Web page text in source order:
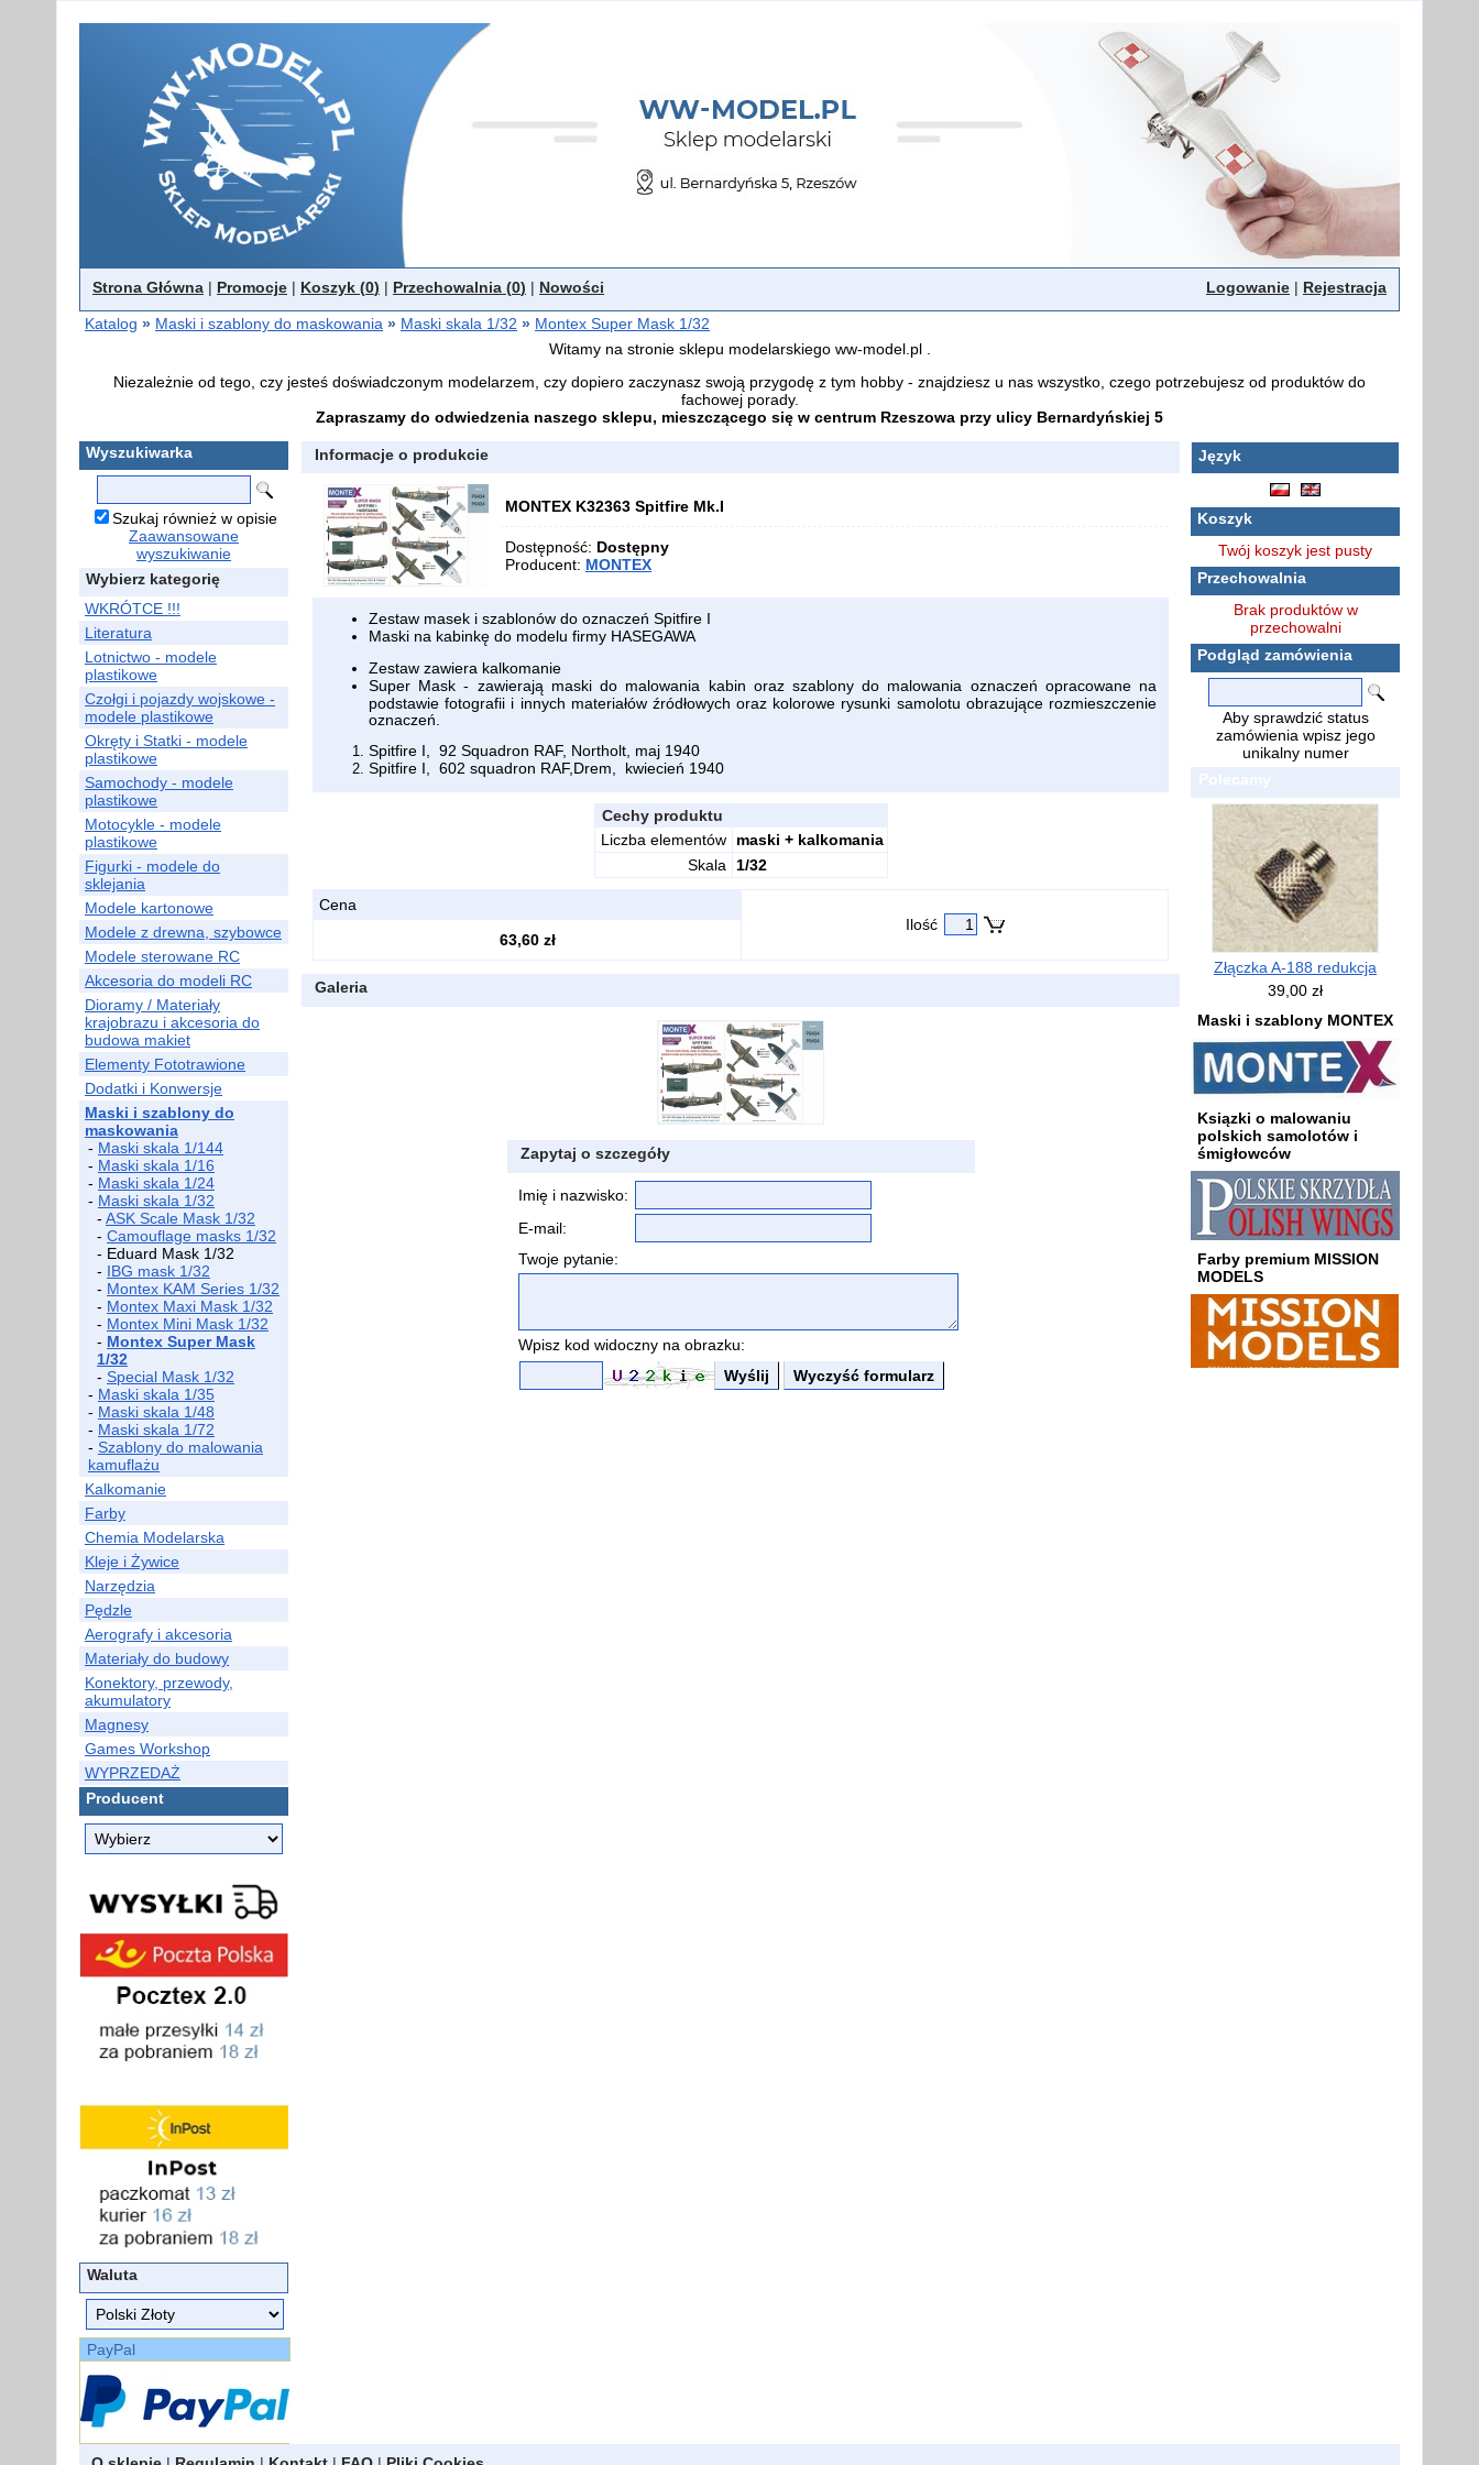
Strona Główna | Promocje | Koszyk (0) | Przechowalnia (0) | Nowości Logowanie | Rejestracja
Katalog » Maski i szablony do maskowania » Maski skala 1/32 » Montex Super Mask 1/32
Witamy na stronie sklepu modelarskiego ww-model.pl .
Niezależnie od tego, czy jesteś doświadczonym modelarzem, czy dopiero zaczynasz swoją przygodę z tym hobby - znajdziesz u nas wszystko, czego potrzebujesz od produktów do
fachowej porady.
Zapraszamy do odwiedzenia naszego sklepu, mieszczącego się w centrum Rzeszowa przy ulicy Bernardyńskiej 5
Wyszukiwarka
Szukaj również w opisie
Zaawansowane
wyszukiwanie
Wybierz kategorię
WKRÓTCE !!!
Literatura
Lotnictwo - modele
plastikowe
Czołgi i pojazdy wojskowe -
modele plastikowe
Okręty i Statki - modele
plastikowe
Samochody - modele
plastikowe
Motocykle - modele
plastikowe
Figurki - modele do
sklejania
Modele kartonowe
Modele z drewna, szybowce
Modele sterowane RC
Akcesoria do modeli RC
Dioramy / Materiały
krajobrazu i akcesoria do
budowa makiet
Elementy Fototrawione
Dodatki i Konwersje
Maski i szablony do
maskowania
- Maski skala 1/144
- Maski skala 1/16
- Maski skala 1/24
- Maski skala 1/32
- ASK Scale Mask 1/32
- Camouflage masks 1/32
- Eduard Mask 1/32
- IBG mask 1/32
- Montex KAM Series 1/32
- Montex Maxi Mask 1/32
- Montex Mini Mask 1/32
- Montex Super Mask
1/32
- Special Mask 1/32
- Maski skala 1/35
- Maski skala 1/48
- Maski skala 1/72
- Szablony do malowania
kamuflażu
Kalkomanie
Farby
Chemia Modelarska
Kleje i Żywice
Narzędzia
Pędzle
Aerografy i akcesoria
Materiały do budowy
Konektory, przewody,
akumulatory
Magnesy
Games Workshop
WYPRZEDAŻ
Producent
Waluta
PayPal
Informacje o produkcie
MONTEX K32363 Spitfire Mk.I
Dostępność: Dostępny
Producent: MONTEX
Zestaw masek i szablonów do oznaczeń Spitfire I
Maski na kabinkę do modelu firmy HASEGAWA
Zestaw zawiera kalkomanie
Super Mask - zawierają maski do malowania kabin oraz szablony do malowania oznaczeń opracowane na
podstawie fotografii i innych materiałów źródłowych oraz kolorowe rysunki samolotu obrazujące rozmieszczenie
oznaczeń.
Spitfire I, 92 Squadron RAF, Northolt, maj 1940
Spitfire I, 602 squadron RAF,Drem, kwiecień 1940
Cechy produktu
Liczba elementów
maski + kalkomania
Skala
1/32
Cena
Ilość
63,60 zł
Galeria
Zapytaj o szczegóły
Imię i nazwisko:
E-mail:
Twoje pytanie:
Wpisz kod widoczny na obrazku:
Język
Koszyk
Twój koszyk jest pusty
Przechowalnia
Brak produktów w
przechowalni
Podgląd zamówienia
Aby sprawdzić status
zamówienia wpisz jego
unikalny numer
Złączka A-188 redukcja
39,00 zł
Maski i szablony MONTEX
Ksiązki o malowaniu
polskich samolotów i
śmigłowców
Farby premium MISSION
MODELS